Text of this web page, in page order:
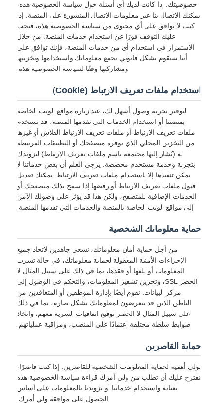
خصوصيتك. إذا كانت لديك أي أسئلة حول سياسة الخصوصية هذه،
يمكنك الاتصال بنا عبر معلومات الاتصال المنشورة على المنصة. إذا
كنت لا توافق على أي محتوى من سياسة الخصوصية هذه، فيجب
عليك التوقف فورًا عن استخدام خدمات المنصة. من خلال
الاستمرار في استخدام أي من خدمات المنصة، فإنك توافق على
أننا سنقوم بشكل قانوني بجمع معلوماتك واستخدامها وتخزينها
ومشاركتها وفقًا لسياسة الخصوصية هذه.
استخدام ملفات تعريف الارتباط (Cookie)
لتوفير تجربة وصول أسهل لك، عند زيارة مواقع الويب الخاصة
بمنصتنا أو استخدام الخدمات التي تقدمها المنصة، قد نستخدم
ملفات تعريف الارتباط أو ملفات تعريف الارتباط الفلاش أو غيرها
من التخزين المحلي الذي يوفره متصفحك أو التطبيقات المرتبطة
به (يُشار إليها مجتمعة باسم ملفات تعريف الارتباط) لتزويدك
بتجربة وخدمة مستخدم مخصصة. يرجى العلم أن بعض خدماتنا لا
يمكن تنفيذها إلا باستخدام ملفات تعريف الارتباط. يمكنك تعديل
قبول ملفات تعريف الارتباط أو رفضها إذا سمح بذلك متصفحك أو
الخدمات الإضافية للمتصفح، ولكن هذا قد يؤثر على وصولك الآمن
إلى مواقع الويب الخاصة بالمنصة والخدمات التي تقدمها المنصة.
حماية معلوماتك الشخصية
من أجل حماية أمان معلوماتك، نسعى جاهدين لاتخاذ جميع
الإجراءات الأمنية المعقولة لحماية معلوماتك، في حالة تسرب
المعلومات أو تلفها أو فقدها، بما في ذلك على سبيل المثال لا
الحصر SSL، وتخزين تشفير المعلومات، والتحكم في الوصول إلى
مركز البيانات. نقوم أيضًا بإدارة الموظفين أو المتعاقدين من
الباطن الذين قد يتعرضون لمعلوماتك بشكل صارم، بما في ذلك
على سبيل المثال لا الحصر توقيع اتفاقيات السرية معهم، واتخاذ
ضوابط سلطة مختلفة اعتمادًا على المنصب، ومراقبة عملياتهم.
حماية القاصرين
نولي أهمية لحماية المعلومات الشخصية للقاصرين. إذا كنت قاصرًا،
نقترح عليك أن تطلب من ولي أمرك قراءة سياسة الخصوصية هذه
بعناية واستخدام خدماتنا أو تزويدنا بالمعلومات على أساس
الحصول على موافقة ولي أمرك.